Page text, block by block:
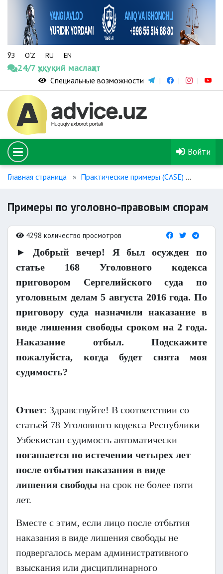
ЎЗ O‘Z RU EN
24/7 ҳуқуқий маслаҳат
Специальные возможности
Войти
Главная страница Практические примеры (CASE)
Примеры по уголовно-правовым спорам
4298 количество просмотров
► Добрый вечер! Я был осужден по
статье 168 Уголовного кодекса
приговором Сергелийского суда по
уголовным делам 5 августа 2016 года. По
приговору суда назначили наказание в
виде лишения свободы сроком на 2 года.
Наказание отбыл. Подскажите
пожалуйста, когда будет снята моя
судимость?
Ответ: Здравствуйте! В соответствии со
статьей 78 Уголовного кодекса Республики
Узбекистан судимость автоматически
погашается по истечении четырех лет
после отбытия наказания в виде
лишения свободы на срок не более пяти
лет.
Вместе с этим, если лицо после отбытия
наказания в виде лишения свободы не
подвергалось мерам административного
взыскания или дисциплинарного